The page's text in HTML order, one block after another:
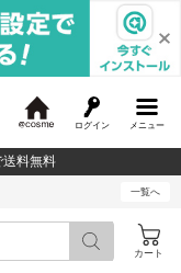
メニュー
ログイン
c
o
料無料
一覧へ
カート